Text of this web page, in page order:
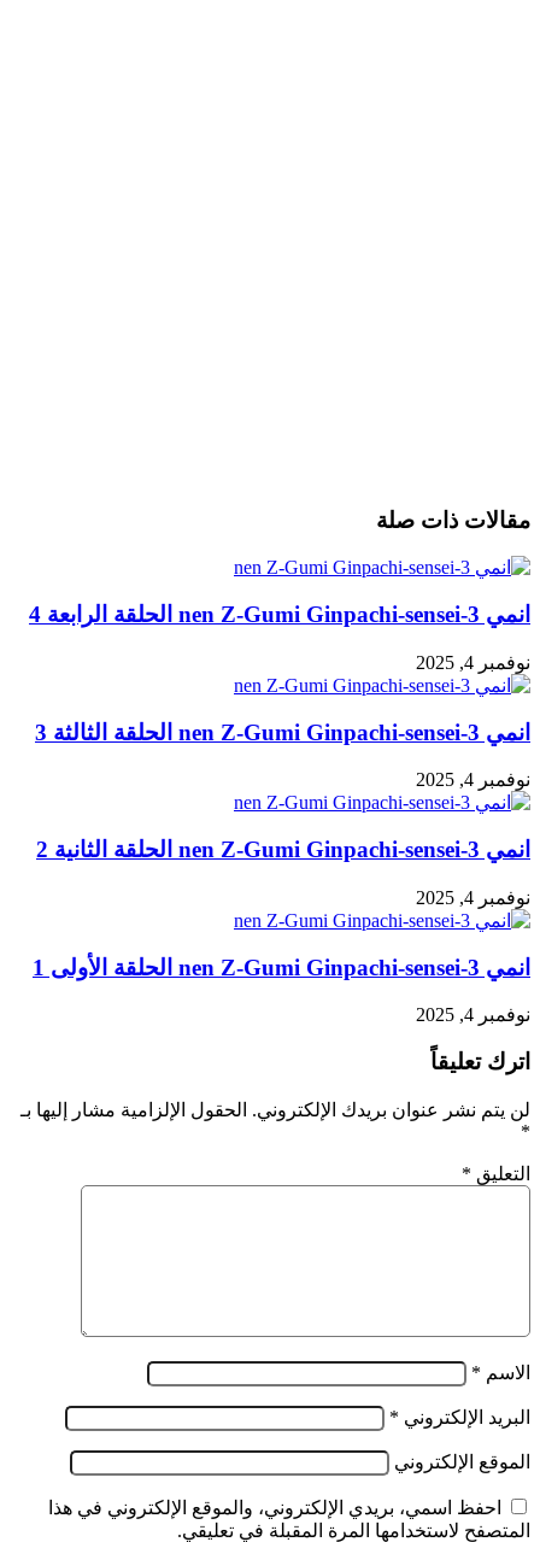
مقالات ذات صلة
انمي 3-nen Z-Gumi Ginpachi-sensei الحلقة الرابعة 4
نوفمبر 4, 2025
انمي 3-nen Z-Gumi Ginpachi-sensei الحلقة الثالثة 3
نوفمبر 4, 2025
انمي 3-nen Z-Gumi Ginpachi-sensei الحلقة الثانية 2
نوفمبر 4, 2025
انمي 3-nen Z-Gumi Ginpachi-sensei الحلقة الأولى 1
نوفمبر 4, 2025
اترك تعليقاً
لن يتم نشر عنوان بريدك الإلكتروني. الحقول الإلزامية مشار إليها بـ
*
التعليق *
الاسم *
البريد الإلكتروني *
الموقع الإلكتروني
احفظ اسمي، بريدي الإلكتروني، والموقع الإلكتروني في هذا
المتصفح لاستخدامها المرة المقبلة في تعليقي.